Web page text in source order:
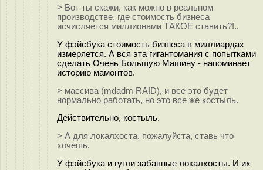
> Вот ты скажи, как можно в реальном
производстве, где стоимость бизнеса
исчисляется миллионами ТАКОЕ ставить?!..
У фэйсбука стоимость бизнеса в миллиардах
измеряется. А вся эта гигантомания с попытками
сделать Очень Большую Машину - напоминает
историю мамонтов.
> массива (mdadm RAID), и все это будет
нормально работать, но это все же костыль.
Действительно, костыль.
> А для локалхоста, пожалуйста, ставь что
хочешь.
У фэйсбука и гугли забавные локалхосты. И их